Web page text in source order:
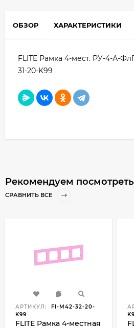
ОБЗОР ХАРАКТЕРИСТИКИ
FLITE Рамка 4-мест. РУ-4-А-
31-20-K99
Рекомендуем посмотреть
СРАВНИТЬ ВСЕ
АРТИКУЛ:
FI-M42-32-20-
K99
FLITE Рамка 4-местная